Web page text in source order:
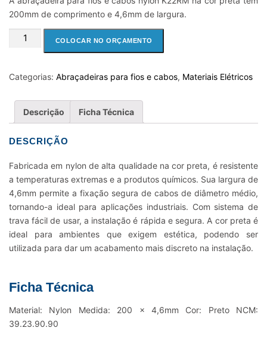
200mm de comprimento e 4,6mm de largura.
ABRAÇADEIRA
E
NYLON
K22RM
200
4.6MM
PRETO
quantidade
COLOCAR NO ORÇAMENTO
Categorias: Abraçadeiras para fios e cabos, Materiais Elétricos
Descrição Ficha Técnica
DESCRIÇÃO
Fabricada em nylon de alta qualidade na cor preta, é resistente
a temperaturas extremas e a produtos químicos. Sua largura de
4,6mm permite a fixação segura de cabos de diâmetro médio,
tornando-a ideal para aplicações industriais. Com sistema de
trava fácil de usar, a instalação é rápida e segura. A cor preta é
ideal para ambientes que exigem estética, podendo ser
utilizada para dar um acabamento mais discreto na instalação.
Ficha Técnica
Material: Nylon Medida: 200 x 4,6mm Cor: Preto NCM:
39.23.90.90